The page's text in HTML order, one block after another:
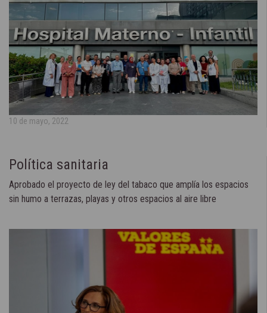
10 de mayo, 2022
Política sanitaria
Aprobado el proyecto de ley del tabaco que amplía los espacios
sin humo a terrazas, playas y otros espacios al aire libre